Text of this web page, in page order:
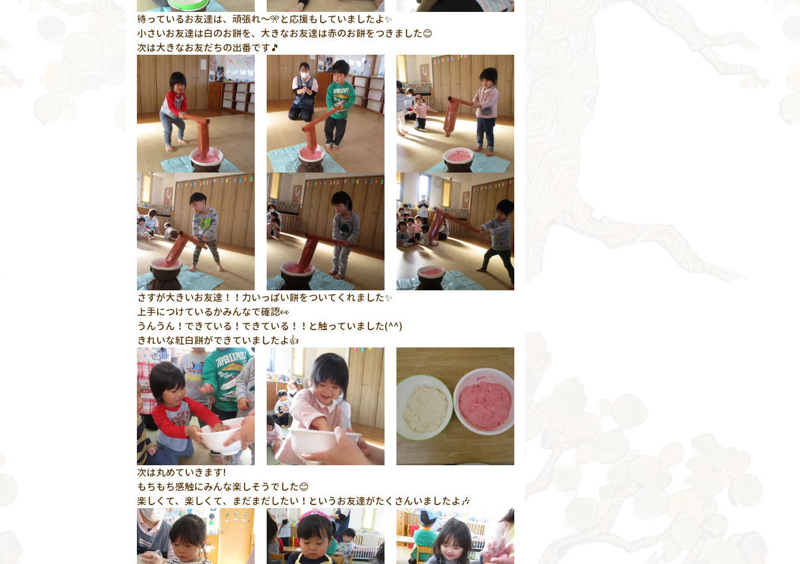
待っているお友達は、頑張れ～🎌と応援もしていましたよ✨
小さいお友達は白のお餅を、大きなお友達は赤のお餅をつきました😊
次は大きなお友だちの出番です🎵
さすが大きいお友達！！力いっぱい餅をついてくれました✨
上手につけているかみんなで確認👀
うんうん！できている！できている！！と触っていました(^^)
きれいな紅白餅ができていましたよ👍
次は丸めていきます!
もちもち感触にみんな楽しそうでした😊
楽しくて、楽しくて、まだまだしたい！というお友達がたくさんいましたよ🎶